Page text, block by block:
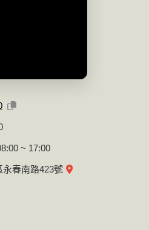
~ 17:00
永春南路423號